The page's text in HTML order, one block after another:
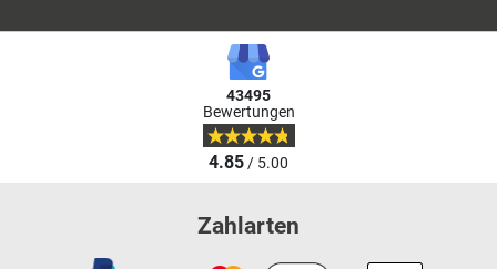
43495
Bewertungen
4.85/ 5.00
Zahlarten